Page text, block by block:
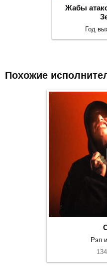
Жабы
Год
Похожие
Рэп